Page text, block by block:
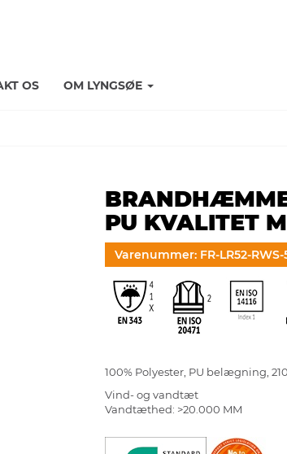
OS OM LYNGSØE
PU KVALITET
Varenummer: FR-LR52-RWS-
100% Polyester, PU belægning,
Vind- og vandtæt
Vandtæthed: >20.000 MM